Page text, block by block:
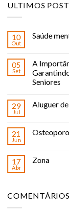
ULTIMOS
10
Out
Saúde
05
Set
A
Seniores
29
Jul
Aluguer
21
Jun
17
Abr
Zona